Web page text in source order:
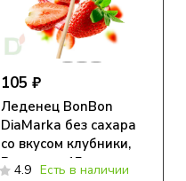
105 ₽
Леденец BonBon
DiaMarka без сахара
со вкусом клубники,
Ромашка, 15 гр.
4.9 Есть в наличии